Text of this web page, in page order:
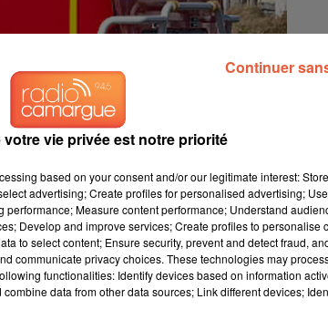
congrès des pompiers qui a lieu en ce
votre vie privée est notre priorité
based on your consent and/or our legitimate interest:
advertising; Create profiles for personalised advertising;
Measure content performance; Understand
Develop and improve services; Create profiles to personalise
to select content; Ensure security, prevent and detect fraud,
communicate privacy choices. These technologies may
functionalities: Identify devices based on information
data from other data sources; Link different devices;
Continuer